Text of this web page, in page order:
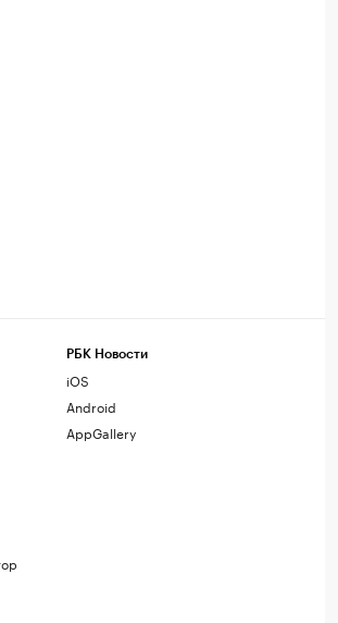
РБК Новости
iOS
Android
AppGallery